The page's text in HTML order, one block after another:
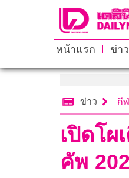
หน้าแรก ข่าว
ข่าว กี
เปิดโ
คัพ